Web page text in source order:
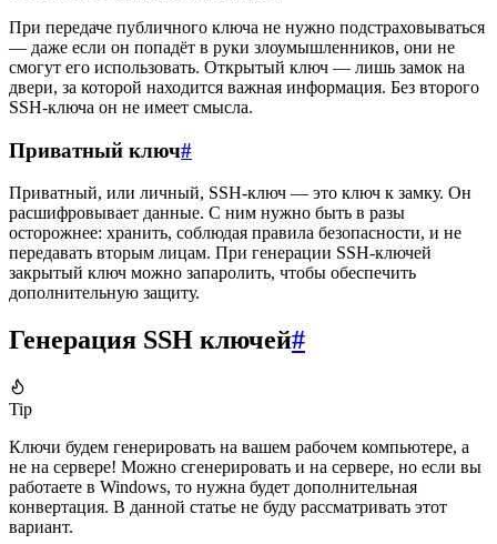
При передаче публичного ключа не нужно подстраховываться
— даже если он попадёт в руки злоумышленников, они не
смогут его использовать. Открытый ключ — лишь замок на
двери, за которой находится важная информация. Без второго
SSH-ключа он не имеет смысла.
Приватный ключ#
Приватный, или личный, SSH-ключ — это ключ к замку. Он
расшифровывает данные. С ним нужно быть в разы
осторожнее: хранить, соблюдая правила безопасности, и не
передавать вторым лицам. При генерации SSH-ключей
закрытый ключ можно запаролить, чтобы обеспечить
дополнительную защиту.
Генерация SSH ключей#
Tip
Ключи будем генерировать на вашем рабочем компьютере, а
не на сервере! Можно сгенерировать и на сервере, но если вы
работаете в Windows, то нужна будет дополнительная
конвертация. В данной статье не буду рассматривать этот
вариант.